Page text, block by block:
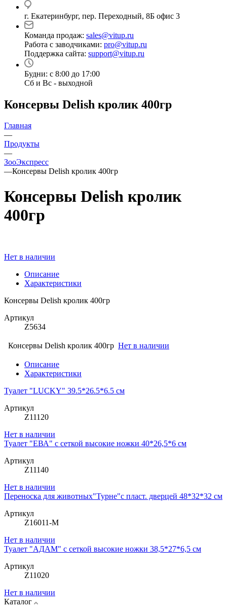
г. Екатеринбург, пер. Переходный, 8Б офис 3
Команда продаж: sales@vitup.ru
Работа с заводчиками: pro@vitup.ru
Поддержка сайта: support@vitup.ru
Будни: с 8:00 до 17:00
Сб и Вс - выходной
Консервы Delish кролик 400гр
Главная
—
Продукты
—
ЗооЭкспресс
—Консервы Delish кролик 400гр
Консервы Delish кролик
400гр
Нет в наличии
Описание
Характеристики
Консервы Delish кролик 400гр
Артикул
Z5634
Консервы Delish кролик 400гр Нет в наличии
Описание
Характеристики
Туалет "LUCKY" 39.5*26.5*6.5 см
Артикул
Z11120
Нет в наличии
Туалет "ЕВА" с сеткой высокие ножки 40*26,5*6 см
Артикул
Z11140
Нет в наличии
Переноска для животных"Турне"с пласт. дверцей 48*32*32 см
Артикул
Z16011-M
Нет в наличии
Туалет "АДАМ" с сеткой высокие ножки 38,5*27*6,5 см
Артикул
Z11020
Нет в наличии
Каталог